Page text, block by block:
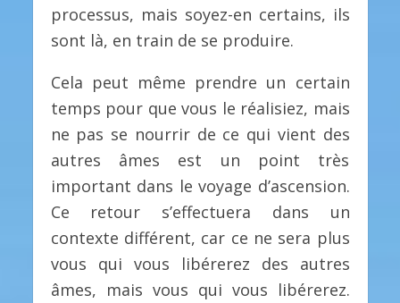
processus, mais soyez-en certains, ils
sont là, en train de se produire.
Cela peut même prendre un certain
temps pour que vous le réalisiez, mais
ne pas se nourrir de ce qui vient des
autres âmes est un point très
important dans le voyage d’ascension.
Ce retour s’effectuera dans un
contexte différent, car ce ne sera plus
vous qui vous libérerez des autres
âmes, mais vous qui vous libérerez.